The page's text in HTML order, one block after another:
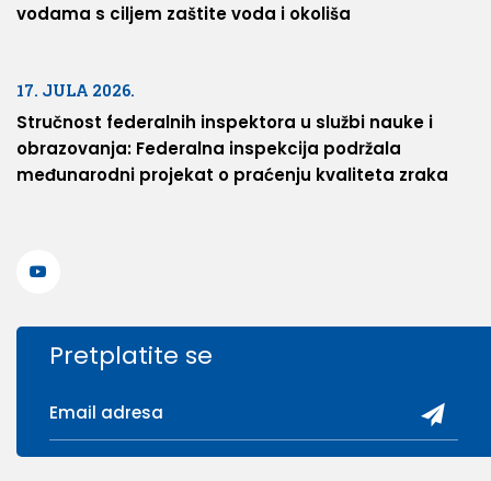
vodama s ciljem zaštite voda i okoliša
17. JULA 2026.
Stručnost federalnih inspektora u službi nauke i
obrazovanja: Federalna inspekcija podržala
međunarodni projekat o praćenju kvaliteta zraka
Pretplatite se